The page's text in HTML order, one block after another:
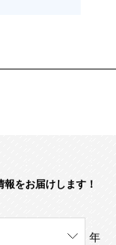
をお届けします！
年